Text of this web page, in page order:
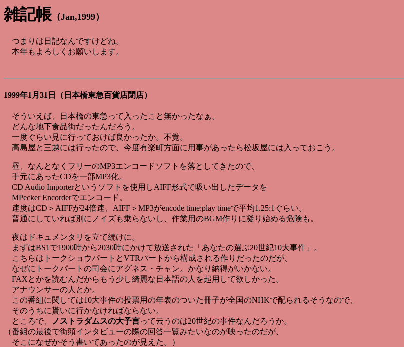
雑記帳 （Jan,1999）
つまりは日記なんですけどね。
本年もよろしくお願いします。
1999年1月31日（日本橋東急百貨店閉店）
そういえば、日本橋の東急って入ったこと無かったなぁ。
どんな地下食品街だったんだろう。
一度ぐらい見に行っておけば良かったか。不覚。
高島屋と三越には行ったので、今度有楽町方面に用事があったら松坂屋には入っておこう。
昼、なんとなくフリーのMP3エンコードソフトを落としてきたので、
手元にあったCDを一部MP3化。
CD Audio Importerというソフトを使用しAIFF形式で吸い出したデータを
MPecker Encorderでエンコード。
速度はCD＞AIFFが24倍速、AIFF＞MP3がencode time:play timeで平均1.25:1ぐらい。
普通にしていれば別にノイズも乗らないし、作業用のBGM作りに凝り始める危険も。
夜はドキュメンタリを立て続けに。
まずはBS1で1900時から2030時にかけて放送された「あなたの選ぶ20世紀10大事件」。
こちらはトークショウパートとVTRパートから構成される作りだったのだが、
なぜにトークパートの司会にアグネス・チャン。かなり納得がいかない。
FAXとかを読むんだからもう少し綺麗な日本語の人を起用して欲しかった。
アナウンサーの人とか。
この番組に関しては10大事件の投票用の年表のついた冊子が全国のNHKで配られるそうなので、
そのうちに貰いに行かなければならない。
ところで、
ノストラダムスの大予言って云うのは20世紀の事件なんだろうか。
（番組の最後で街頭インタビューの際の回答一覧みたいなのが映ったのだが、
そこになぜかそう書いてあったのが見えた。）